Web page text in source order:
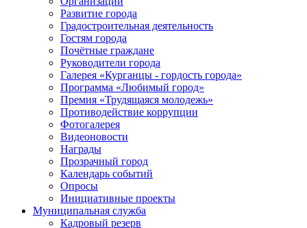
Развитие города
Градостроительная деятельность
Гостям города
Почётные граждане
Руководители города
Галерея «Курганцы - гордость города»
Программа «Любимый город»
Премия «Трудящаяся молодежь»
Противодействие коррупции
Фотогалерея
Видеоновости
Награды
Прозрачный город
Календарь событий
Опросы
Инициативные проекты
Муниципальная служба
Кадровый резерв